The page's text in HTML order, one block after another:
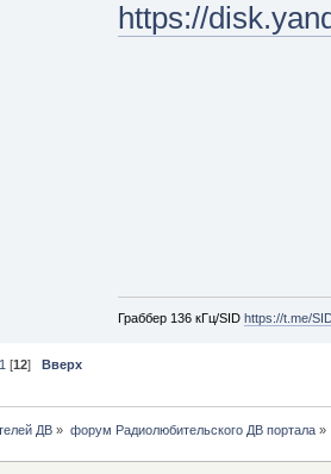
https://
Граббер 136 кГц/SID https://t.me/
[12] Вверх
ДВ » форум Радиолюбительского ДВ портала»